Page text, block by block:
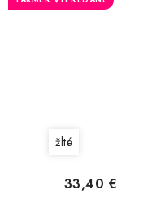
žlté
33,40 €